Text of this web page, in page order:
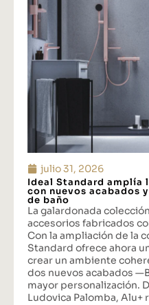
julio 31, 2026
Ideal Standard amplía
con nuevos acabados
de baño
La galardonada
accesorios fabricados
Con la ampliación de la
Standard ofrece ahora
crear un ambiente
dos nuevos acabados
mayor personalización.
Ludovica Palomba, Alu+